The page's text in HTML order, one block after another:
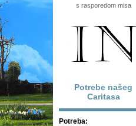
s rasporedom misa
Potrebe našeg
Caritasa
Potreba: